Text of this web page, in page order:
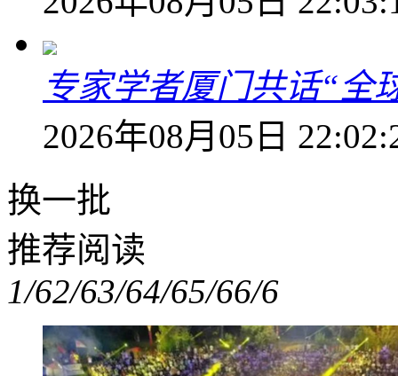
专家学者厦门共话“全
2026年08月05日
换一批
推荐阅读
1/62/63/64/65/66/6